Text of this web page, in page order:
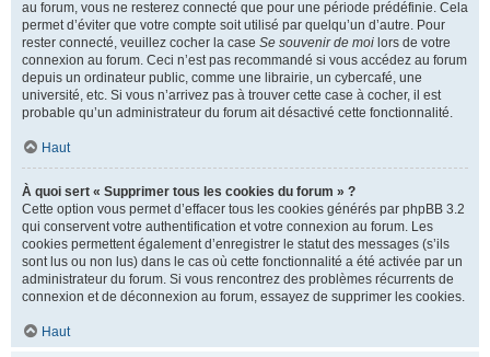
au forum, vous ne resterez connecté que pour une période prédéfinie. Cela
permet d’éviter que votre compte soit utilisé par quelqu’un d’autre. Pour
rester connecté, veuillez cocher la case Se souvenir de moi lors de votre
connexion au forum. Ceci n’est pas recommandé si vous accédez au forum
depuis un ordinateur public, comme une librairie, un cybercafé, une
université, etc. Si vous n’arrivez pas à trouver cette case à cocher, il est
probable qu’un administrateur du forum ait désactivé cette fonctionnalité.
Haut
À quoi sert « Supprimer tous les cookies du forum » ?
Cette option vous permet d’effacer tous les cookies générés par phpBB 3.2
qui conservent votre authentification et votre connexion au forum. Les
cookies permettent également d’enregistrer le statut des messages (s’ils
sont lus ou non lus) dans le cas où cette fonctionnalité a été activée par un
administrateur du forum. Si vous rencontrez des problèmes récurrents de
connexion et de déconnexion au forum, essayez de supprimer les cookies.
Haut